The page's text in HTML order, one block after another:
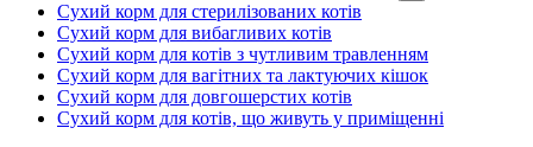
Сухий корм для стерилізованих котів
Сухий корм для вибагливих котів
Сухий корм для котів з чутливим травленням
Сухий корм для вагітних та лактуючих кішок
Сухий корм для довгошерстих котів
Сухий корм для котів, що живуть у приміщенні